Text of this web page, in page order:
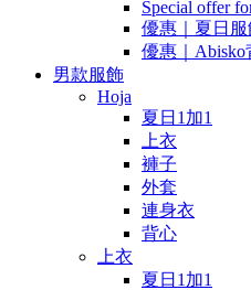
Special offer
優惠｜夏日服
優惠｜
男款服飾
Hoja
夏日1加1
上衣
褲子
外套
連身衣
背心
上衣
夏日1加1